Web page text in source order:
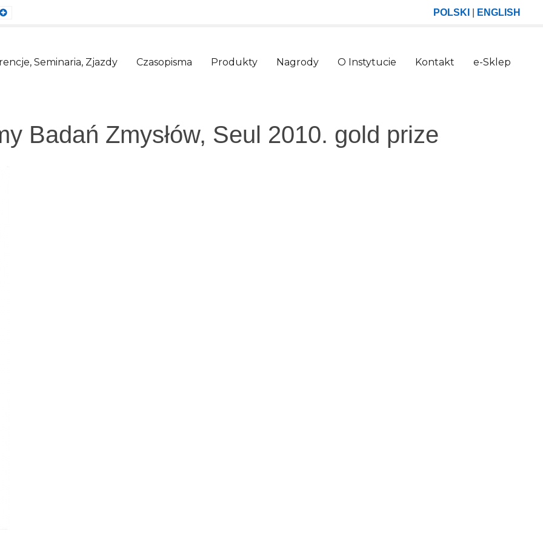
Larger
POLSKI | ENGLISH
Seminaria, Zjazdy Czasopisma Produkty Nagrody O Instytucie Kontakt e-Sklep
Badań Zmysłów, Seul 2010. gold prize